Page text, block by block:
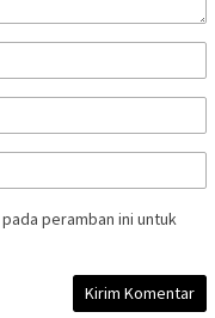
peramban ini untuk